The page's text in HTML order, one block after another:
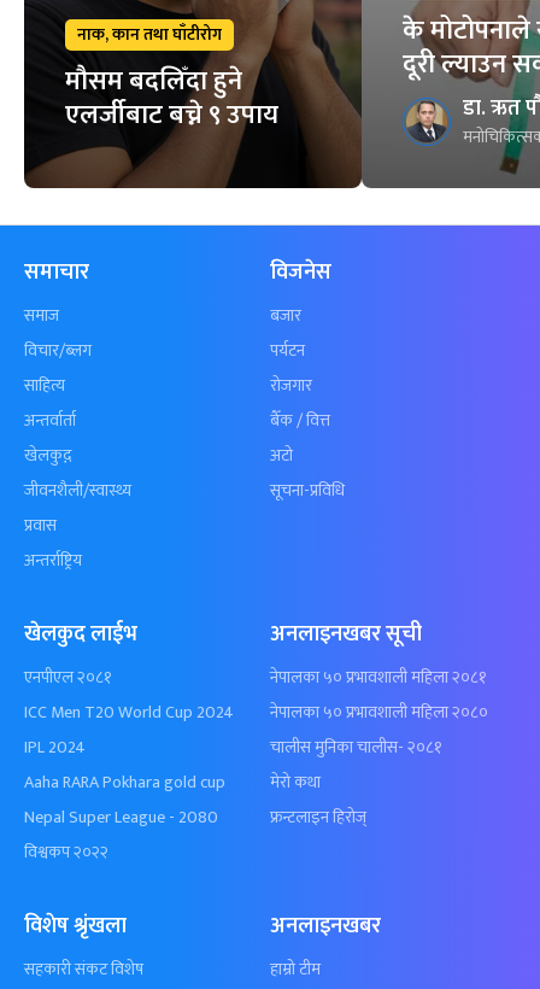
नाक, कान तथा घाँटीरोग
मौसम बदलिँदा हुने
एलर्जीबाट बच्ने ९ उपाय
के मोटोपनाले
दूरी ल्याउन
डा. ऋत
समाचार
समाज
विचार/ब्लग
साहित्य
अन्तर्वार्ता
खेलकुद़़
जीवनशैली/स्वास्थ्य
प्रवास
अन्तर्राष्ट्रिय
विजनेस
बजार
पर्यटन
रोजगार
बैँक / वित्त
अटो
सूचना-प्रविधि
खेलकुद लाईभ
एनपीएल २०८१
ICC Men T20 World Cup 2024
IPL 2024
Aaha RARA Pokhara gold cup
Nepal Super League - 2080
विश्वकप २०२२
अनलाइनखबर सूची
नेपालका ५० प्रभावशाली महिला २०८१
नेपालका ५० प्रभावशाली महिला २०८०
चालीस मुनिका चालीस- २०८१
मेरो कथा
फ्रन्टलाइन हिरोज्
विशेष श्रृंखला
सहकारी संकट विशेष
अनलाइनखबर
हाम्रो टीम